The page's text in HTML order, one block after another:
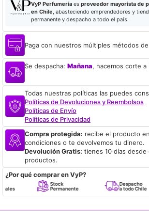
VyP Perfumeríaes proveedor mayorista de
en Chile, abasteciendo emprendedores y
permanente y despacho a todo el país.
Paga con nuestros múltiples métodos
Se despacha: Mañana, hacemos corte a
Todas nuestras políticas las puedes
Políticas de Devoluciones y Reembolsos
Políticas de Envío
Políticas de Privacidad
Compra protegida: recibe el producto
condiciones o te devolvemos tu dinero.
Devolución Gratis: tienes 10 días
productos.
¿Por qué comprar en VyP?
Stock
Permanente
Despacho
a todo Chile